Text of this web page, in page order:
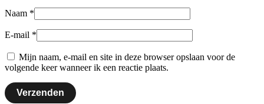
Naam *
E-mail *
Mijn naam, e-mail en site in deze browser opslaan voor de
volgende keer wanneer ik een reactie plaats.